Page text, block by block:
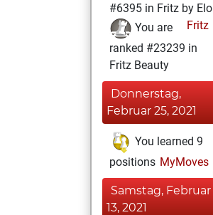
#6395 in Fritz by Elo
Fritz
You are
ranked #23239 in
Fritz Beauty
Donnerstag,
Februar 25, 2021
You learned 9
positions MyMoves
Samstag, Februar
13, 2021